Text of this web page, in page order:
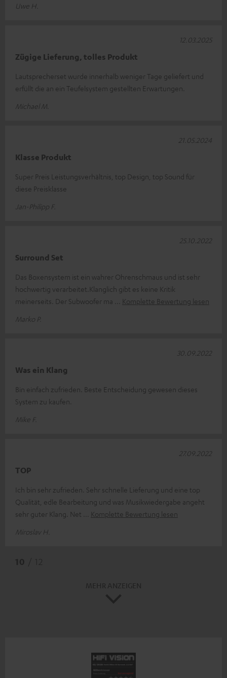
Uwe H.
Zügige Lieferung, tolles Produkt
Lautsprecherset wurde innerhalb weniger Tage geliefert und
erfüllt die an ein Teufelsystem gestellten Erwartungen.
Michael M.
12.03.2025
Klasse Produkt
Super Preis Leistungsverhältnis, top Design, top Sound für
diese Preisklasse
Jan-Philipp F.
21.05.2024
Surround Set
Das Boxensystem ist ein wahrer Ohrenschmaus und ist sehr
hochwertig verarbeitet.Klanglich gibt es keine Kritik
meinerseits. Der Subwoofer ma
Komplette Bewertung lesen
Marko P.
25.10.2022
Was ein Klang
Bin einfach zufrieden. Beste Entscheidung gewesen dieses
System zu kaufen.
Mike F.
30.09.2022
TOP
Ich bin sehr zufrieden. Sehr schnelle Lieferung und eine top
Qualität, edle Bearbeitung und was Musikwiedergabe angeht
sehr guter Klang. Net
Komplette Bewertung lesen
Miroslav H.
27.09.2022